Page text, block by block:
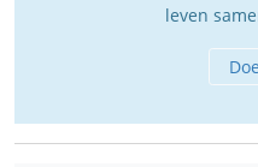
leven